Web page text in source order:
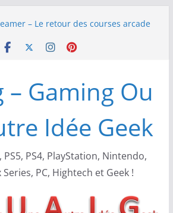
– Le retour des courses arcade
: Nouveaux accessoires Turtle Beach X
AES+ : un succès dingue !
: La légende de l’arcade est de
– Gaming Ou
Idée Geek
PS5, PS4, PlayStation, Nintendo,
Series, PC, Hightech et Geek !